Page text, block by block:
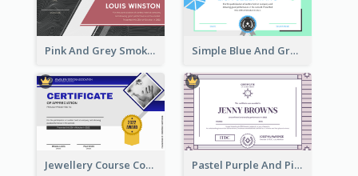
Pink And Grey Smoke Background Certificate Simple Blue And Green Triangles Shapes Certificate
Jewellery Course Completion Certificate Pastel Purple And Pink Elegant Certificate Design